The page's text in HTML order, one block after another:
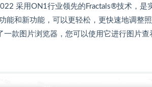
采用ON1行业领先的Fractals®技术，是
能和新功能，可以更轻松，更快速地调整
一款图片浏览器，您可以使用它进行图片查